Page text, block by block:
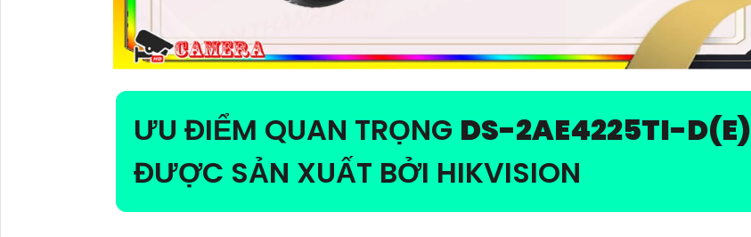
ƯU ĐIỂM QUAN TRỌNG DS-2AE4225TI-D(E)
ĐƯỢC SẢN XUẤT BỞI HIKVISION